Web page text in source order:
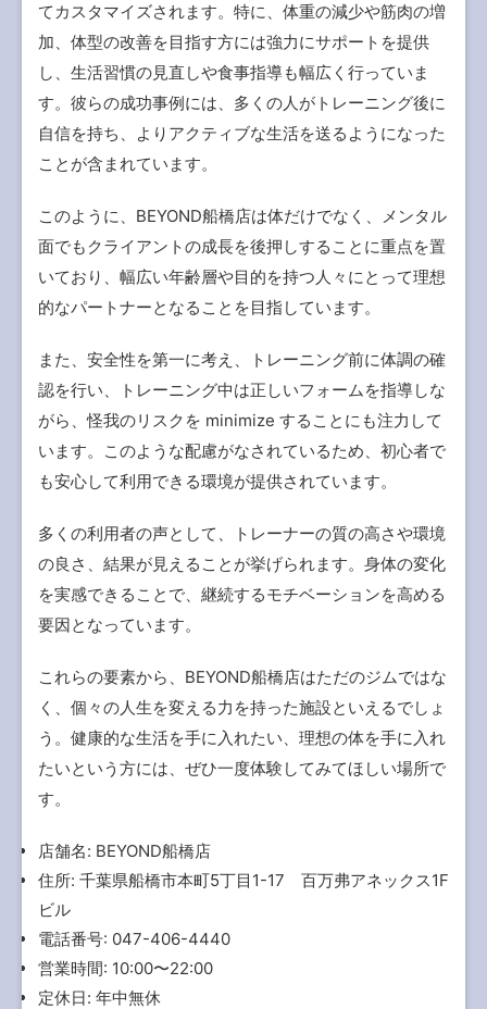
てカスタマイズされます。特に、体重の減少や筋肉の増
加、体型の改善を目指す方には強力にサポートを提供
し、生活習慣の見直しや食事指導も幅広く行っていま
す。彼らの成功事例には、多くの人がトレーニング後に
自信を持ち、よりアクティブな生活を送るようになった
ことが含まれています。
このように、BEYOND船橋店は体だけでなく、メンタル
面でもクライアントの成長を後押しすることに重点を置
いており、幅広い年齢層や目的を持つ人々にとって理想
的なパートナーとなることを目指しています。
また、安全性を第一に考え、トレーニング前に体調の確
認を行い、トレーニング中は正しいフォームを指導しな
がら、怪我のリスクを minimize することにも注力して
います。このような配慮がなされているため、初心者で
も安心して利用できる環境が提供されています。
多くの利用者の声として、トレーナーの質の高さや環境
の良さ、結果が見えることが挙げられます。身体の変化
を実感できることで、継続するモチベーションを高める
要因となっています。
これらの要素から、BEYOND船橋店はただのジムではな
く、個々の人生を変える力を持った施設といえるでしょ
う。健康的な生活を手に入れたい、理想の体を手に入れ
たいという方には、ぜひ一度体験してみてほしい場所で
す。
店舗名: BEYOND船橋店
住所: 千葉県船橋市本町5丁目1-17 百万弗アネックス1F
ビル
電話番号: 047-406-4440
営業時間: 10:00〜22:00
定休日: 年中無休